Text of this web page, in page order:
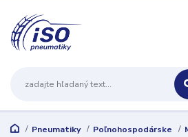
Pneumatiky Poľnohospodárske